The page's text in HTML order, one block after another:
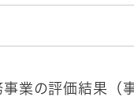
業の評価結果（